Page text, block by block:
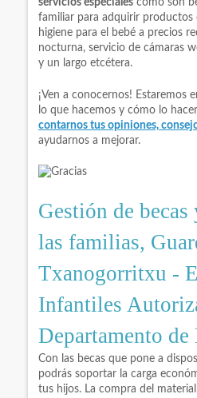
servicios especiales como son
familiar para adquirir productos
higiene para el bebé a precios
nocturna, servicio de cámaras
y un largo etcétera.
¡Ven a conocernos! Estaremos
lo que hacemos y cómo lo
contarnos tus opiniones,
ayudarnos a mejorar.
Gestión de becas
las familias,
Txanogorritxu -
Infantiles
Departamento de
Con las becas que pone a
podrás soportar la carga
tus hijos. La compra del